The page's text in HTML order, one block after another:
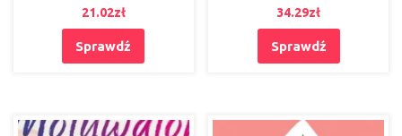
21.02zł
Sprawdź
34.29zł
Sprawdź